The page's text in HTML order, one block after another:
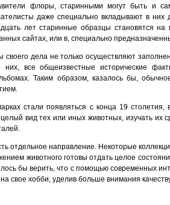
флоры, старинными могут быть и
даже специально вкладывают в них
лет старинные образцы становятся на
сайтах, или в, специально
своего дела не только осуществляют
все общеизвестные исторические
Таким образом, казалось бы,
стали появляться с конца 19
вид тех или иных животных, изучать их
отдельное направление. Некоторые
животного готовы отдать целое
бы верить, что с помощью современных
свое хобби, уделив больше внимания